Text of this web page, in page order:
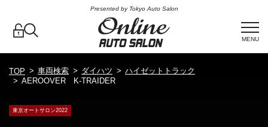
Presented by Tokyo Auto Salon
MENU
TOP 車両検索 ダイハツ
ハイゼットトラック
AEROOVER K-TRAIDER
東京オートサロン2022